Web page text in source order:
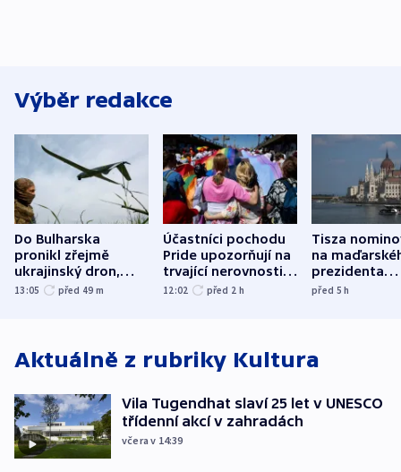
Výběr redakce
Do Bulharska
pronikl zřejmě
ukrajinský dron,
explodoval kilometr
13:05 před 49 m
Účastníci pochodu
Pride upozorňují na
trvající nerovnosti i
společenskou
12:02 před 2 h
Tisza
na
prezidenta
bývalého
před 5h
Aktuálně z rubriky Kultura
Vila Tugendhat slaví 25 let v UNESCO
třídenní akcí v zahradách
včera v 14:39